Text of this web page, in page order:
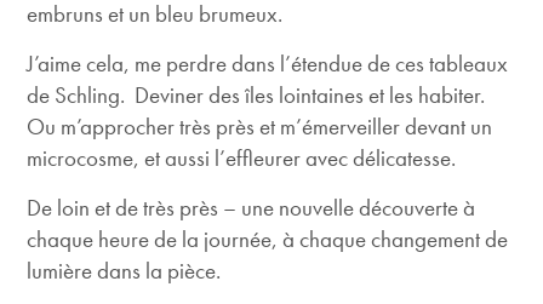
embruns et un bleu brumeux.
J’aime cela, me perdre dans l’étendue de ces tableaux
de Schling. Deviner des îles lointaines et les habiter.
Ou m’approcher très près et m’émerveiller devant un
microcosme, et aussi l’effleurer avec délicatesse.
De loin et de très près – une nouvelle découverte à
chaque heure de la journée, à chaque changement de
lumière dans la pièce.